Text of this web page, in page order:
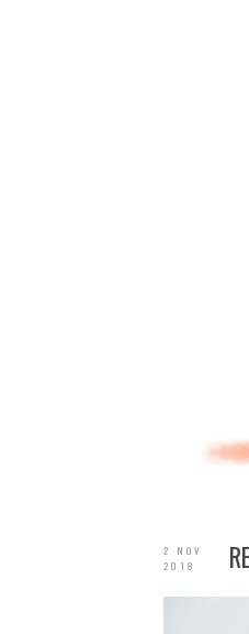
2 NOV
2018